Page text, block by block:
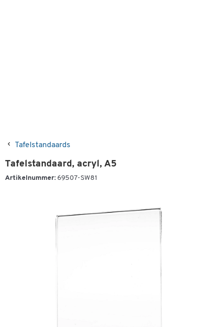
Tafelstandaards
Tafelstandaard, acryl, A5
Artikelnummer: 69507-SW81